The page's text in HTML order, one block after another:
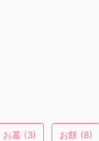
お墓 (3) お餅 (8)